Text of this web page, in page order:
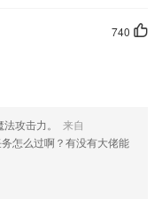
喜欢这款软件，您可以到应
帮助我们更好的对产品进行
740
攻击力。
来自
怎么过啊？有没有大佬能